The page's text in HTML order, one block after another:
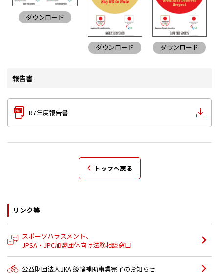
ダウンロード
ダウンロード ダウンロード
報告書
R7年度報告書
トップへ戻る
リンク等
スポーツハラスメント、
JPSA・JPC加盟団体向け法務相談窓口
公益財団法人JKA 競輪補助事業完了のお知らせ